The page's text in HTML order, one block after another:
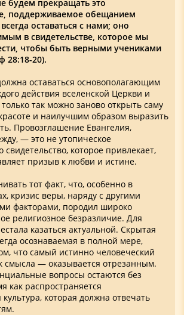
будем прекращать это
поддерживаемое обещанием
оставаться с нами; оно
в свидетельстве, которое мы
чтобы быть верными учениками
28:18-20).
оставаться основополагающим
действия вселенской Церкви и
так можно заново открыть саму
и наилучшим образом выразить
Провозглашение Евангелия,
— это не утопическое
свидетельство, которое привлекает,
призыв к любви и истине.
тот факт, что, особенно в
кризис веры, наряду с другими
факторами, породил широко
религиозное безразличие. Для
казаться актуальной. Скрытая
осознаваемая в полной мере,
что самый истинно человеческий
смысла — оказывается отрезанным.
вопросы остаются без
как распространяется
культура, которая должна отвечать